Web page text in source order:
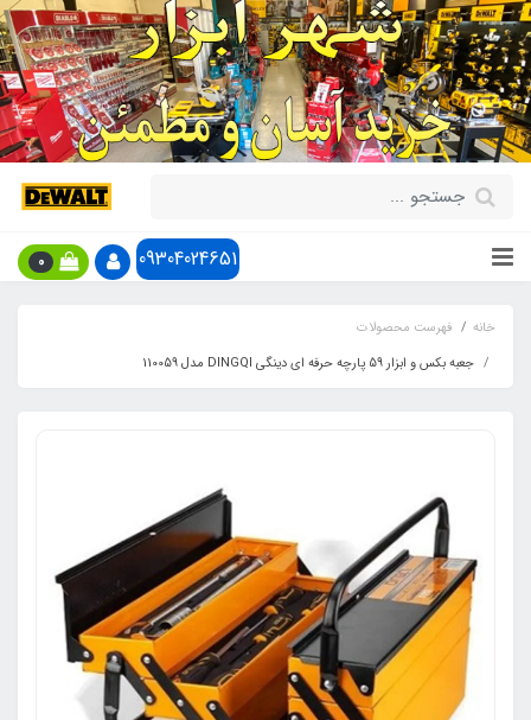
09304024651
0
خانه
فهرست محصولات
جعبه بکس و ابزار 59 پارچه حرفه ای دینگی DINGQI مدل 110059